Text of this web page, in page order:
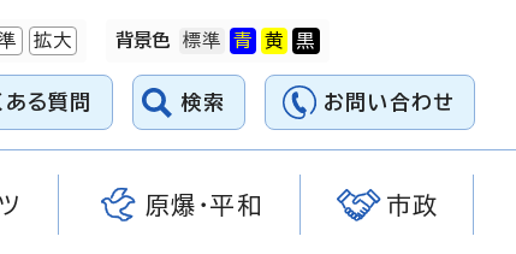
拡大 背景色
ある質問 検索 お問い合わせ
原爆・平和 市政